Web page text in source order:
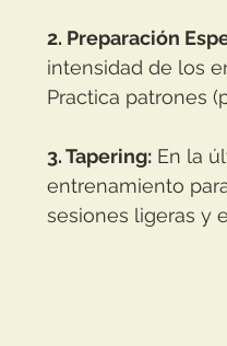
2. Preparación
intensidad de los
Practica patrones
3. Tapering: En la
entrenamiento
sesiones ligeras y